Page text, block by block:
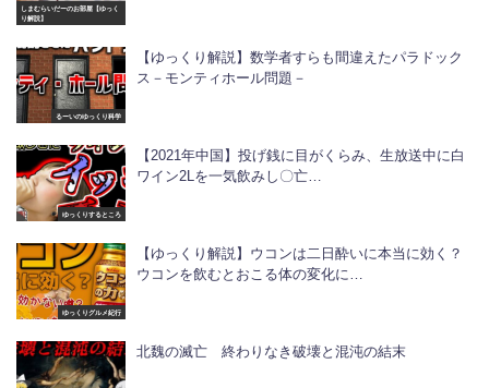
しまむらいだーのお部屋【ゆっく
り解説】
るーいのゆっくり科学
【ゆっくり解説】数学者すらも間違えたパラドック
ス－モンティホール問題－
ゆっくりするところ
【2021年中国】投げ銭に目がくらみ、生放送中に白
ワイン2Lを一気飲みし〇亡…
ゆっくりグルメ紀行
【ゆっくり解説】ウコンは二日酔いに本当に効く？
ウコンを飲むとおこる体の変化に…
北魏の滅亡 終わりなき破壊と混沌の結末